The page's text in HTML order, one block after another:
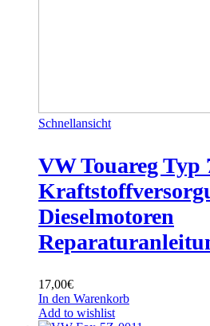
Schnellansicht
VW Touareg Typ
Dieselmotoren
17,00€
In den Warenkorb
Add to wishlist